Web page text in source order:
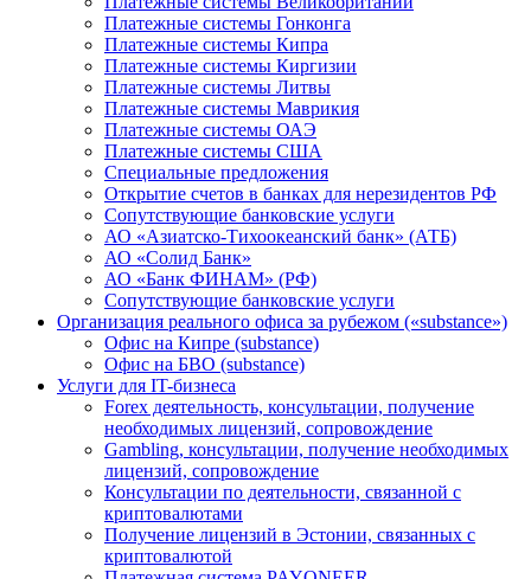
Платежные системы Гонконга
Платежные системы Кипра
Платежные системы Киргизии
Платежные системы Литвы
Платежные системы Маврикия
Платежные системы ОАЭ
Платежные системы США
Специальные предложения
Открытие счетов в банках для нерезидентов РФ
Сопутствующие банковские услуги
АО «Азиатско-Тихоокеанский банк» (АТБ)
АО «Солид Банк»
АО «Банк ФИНАМ» (РФ)
Сопутствующие банковские услуги
Организация реального офиса за рубежом («substance»)
Офис на Кипре (substance)
Офис на БВО (substance)
Услуги для IT-бизнеса
Forex деятельность, консультации, получение
необходимых лицензий, сопровождение
Gambling, консультации, получение необходимых
лицензий, сопровождение
Консультации по деятельности, связанной с
криптовалютами
Получение лицензий в Эстонии, связанных с
криптовалютой